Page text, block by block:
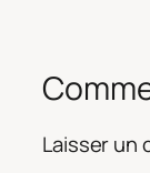
Laisser un